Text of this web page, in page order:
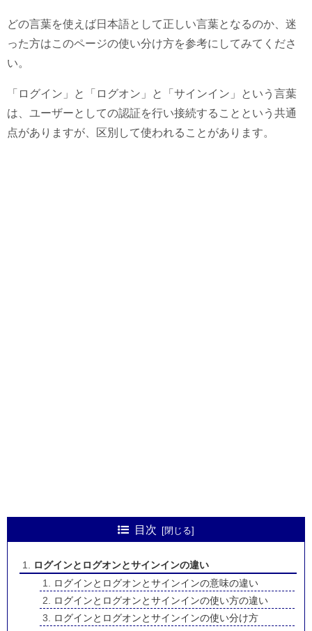
どの言葉を使えば日本語として正しい言葉となるのか、迷
った方はこのページの使い分け方を参考にしてみてくださ
い。
「ログイン」と「ログオン」と「サインイン」という言葉
は、ユーザーとしての認証を行い接続することという共通
点がありますが、区別して使われることがあります。
目次
ログインとログオンとサインインの違い
ログインとログオンとサインインの意味の違い
ログインとログオンとサインインの使い方の違い
ログインとログオンとサインインの使い分け方